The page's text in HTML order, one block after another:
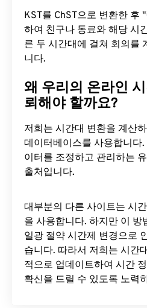
KST를 ChST으로 변환한 후
하여 친구나 동료와 해당 시
른 두 시간대에 걸쳐 회의를
니다.
왜 우리의 온라인
뢰해야 할까요?
저희는 시간대 변환을 계산
데이터베이스를 사용합니다
이터를 조정하고 관리하는
출처입니다.
대부분의 다른 사이트는 시
을 사용합니다. 하지만 이
일광 절약 시간제 변경으로
습니다. 따라서 저희는 시간
적으로 업데이트하여 시간
확신을 드릴 수 있도록 노력